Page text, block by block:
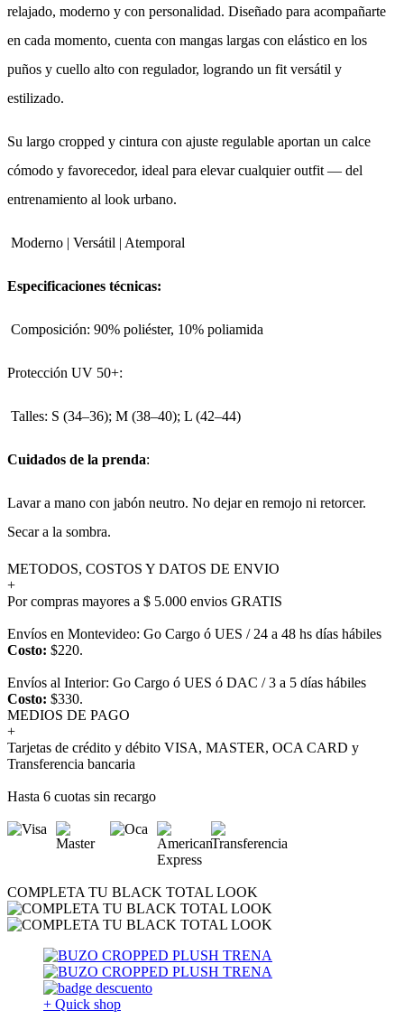
relajado, moderno y con personalidad. Diseñado para acompañarte
en cada momento, cuenta con mangas largas con elástico en los
puños y cuello alto con regulador, logrando un fit versátil y
estilizado.
Su largo cropped y cintura con ajuste regulable aportan un calce
cómodo y favorecedor, ideal para elevar cualquier outfit — del
entrenamiento al look urbano.
Moderno | Versátil | Atemporal
Especificaciones técnicas:
Composición: 90% poliéster, 10% poliamida
Protección UV 50+:
Talles: S (34–36); M (38–40); L (42–44)
Cuidados de la prenda:
Lavar a mano con jabón neutro. No dejar en remojo ni retorcer.
Secar a la sombra.
METODOS, COSTOS Y DATOS DE ENVIO
+
Por compras mayores a $ 5.000 envios GRATIS
Envíos en Montevideo: Go Cargo ó UES / 24 a 48 hs días hábiles
Costo: $220.
Envíos al Interior: Go Cargo ó UES ó DAC / 3 a 5 días hábiles
Costo: $330.
MEDIOS DE PAGO
+
Tarjetas de crédito y débito VISA, MASTER, OCA CARD y
Transferencia bancaria
Hasta 6 cuotas sin recargo
COMPLETA TU BLACK TOTAL LOOK
+ Quick shop